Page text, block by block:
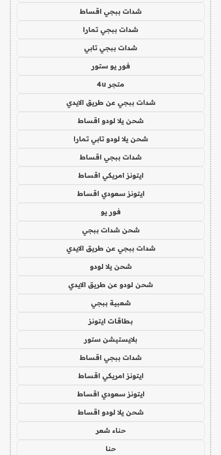
شدات ببجي اقساط
شدات ببجي تمارا
شدات ببجي تابي
فور يو ستور
متجر 4u
شدات ببجي عن طريق الايدي
شحن يلا لودو اقساط
شحن يلا لودو تابي تمارا
شدات ببجي اقساط
ايتونز امريكي اقساط
ايتونز سعودي اقساط
فور يو
شحن شدات ببجي
شدات ببجي عن طريق الايدي
شحن يلا لودو
شحن لودو عن طريق الايدي
شعبية ببجي
بطاقات ايتونز
بلايستيشن ستور
شدات ببجي اقساط
ايتونز امريكي اقساط
ايتونز سعودي اقساط
شحن يلا لودو اقساط
حناء شعر
حنا